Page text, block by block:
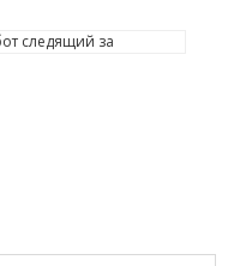
следящий за